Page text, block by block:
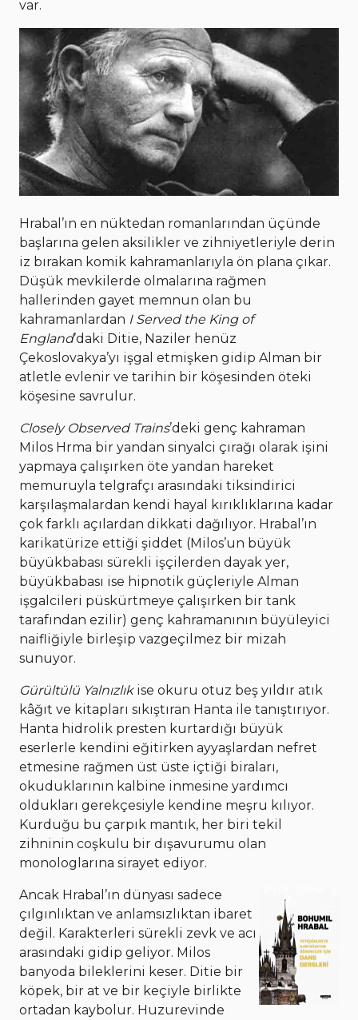
var.
Hrabal’ın en nüktedan romanlarından üçünde
başlarına gelen aksilikler ve zihniyetleriyle derin
iz bırakan komik kahramanlarıyla ön plana çıkar.
Düşük mevkilerde olmalarına rağmen
hallerinden gayet memnun olan bu
kahramanlardan I Served the King of
England’daki Ditie, Naziler henüz
Çekoslovakya’yı işgal etmişken gidip Alman bir
atletle evlenir ve tarihin bir köşesinden öteki
köşesine savrulur.
Closely Observed Trains’deki genç kahraman
Milos Hrma bir yandan sinyalci çırağı olarak işini
yapmaya çalışırken öte yandan hareket
memuruyla telgrafçı arasındaki tiksindirici
karşılaşmalardan kendi hayal kırıklıklarına kadar
çok farklı açılardan dikkati dağılıyor. Hrabal’ın
karikatürize ettiği şiddet (Milos’un büyük
büyükbabası sürekli işçilerden dayak yer,
büyükbabası ise hipnotik güçleriyle Alman
işgalcileri püskürtmeye çalışırken bir tank
tarafından ezilir) genç kahramanının büyüleyici
naifliğiyle birleşip vazgeçilmez bir mizah
sunuyor.
Gürültülü Yalnızlıkise okuru otuz beş yıldır atık
kâğıt ve kitapları sıkıştıran Hanta ile tanıştırıyor.
Hanta hidrolik presten kurtardığı büyük
eserlerle kendini eğitirken ayyaşlardan nefret
etmesine rağmen üst üste içtiği biraları,
okuduklarının kalbine inmesine yardımcı
oldukları gerekçesiyle kendine meşru kılıyor.
Kurduğu bu çarpık mantık, her biri tekil
zihninin coşkulu bir dışavurumu olan
monologlarına sirayet ediyor.
Ancak Hrabal’ın dünyası sadece
çılgınlıktan ve anlamsızlıktan ibaret
değil. Karakterleri sürekli zevk ve acı
arasındaki gidip geliyor. Milos
banyoda bileklerini keser. Ditie bir
köpek, bir at ve bir keçiyle birlikte
ortadan kaybolur. Huzurevinde